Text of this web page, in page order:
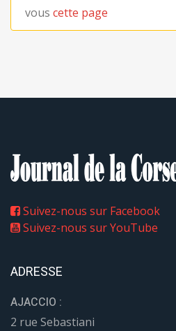
vous cette page
Suivez-nous sur Facebook
Suivez-nous sur YouTube
ADRESSE
AJACCIO :
2 rue Sebastiani